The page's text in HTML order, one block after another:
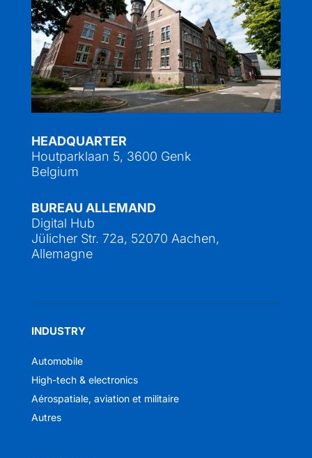
HEADQUARTER
Houtparklaan 5, 3600 Genk
Belgium
BUREAU ALLEMAND
Digital Hub
Jülicher Str. 72a, 52070 Aachen,
Allemagne
INDUSTRY
Automobile
High-tech & electronics
Aérospatiale, aviation et militaire
Autres